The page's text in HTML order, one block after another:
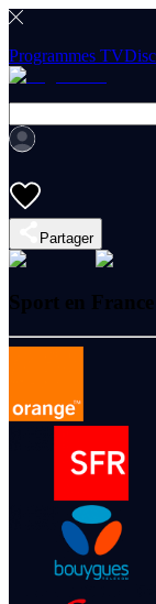
Programmes TV
Partager
Sport en